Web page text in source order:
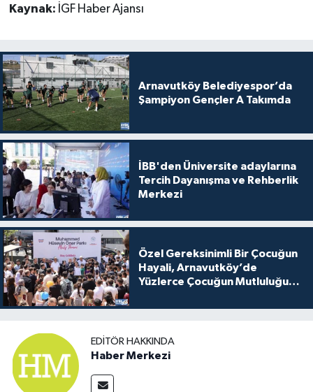
Kaynak: İGF Haber Ajansı
Arnavutköy Belediyespor’da
Şampiyon Gençler A Takımda
İBB'den Üniversite adaylarına
Tercih Dayanışma ve Rehberlik
Merkezi
Özel Gereksinimli Bir Çocuğun
Hayali, Arnavutköy’de
Yüzlerce Çocuğun Mutluluğu
EDITÖR HAKKINDA
Haber Merkezi